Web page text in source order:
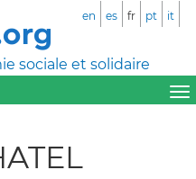
sociale et solidaire
en es fr pt it